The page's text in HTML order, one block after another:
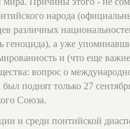
народа
различных
геноцида), а уже
и (что еще
вопрос о
поднят только 27
Союза.
и среди понтийской